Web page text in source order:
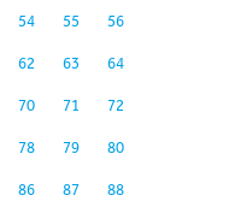
54 55 56
62 63 64
70 71 72
78 79 80
86 87 88